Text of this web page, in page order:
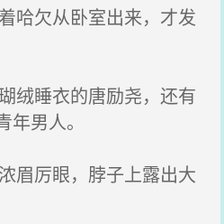
哈欠从卧室出来，才发
绒睡衣的唐励尧，还有
男人。
眉厉眼，脖子上露出大